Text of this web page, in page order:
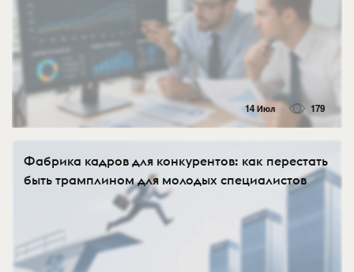
14 Июл 179
Фабрика кадров для конкурентов: как перестать
быть трамплином для молодых специалистов